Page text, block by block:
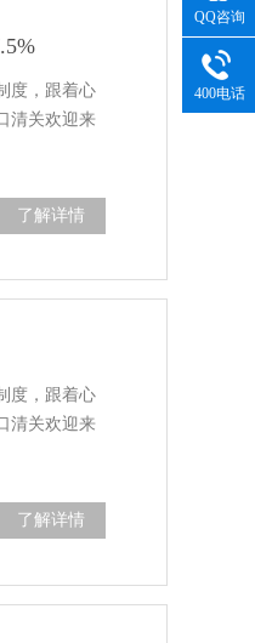
度，跟着心
清关欢迎来
了解详情
度，跟着心
清关欢迎来
了解详情
QQ咨询
400电话